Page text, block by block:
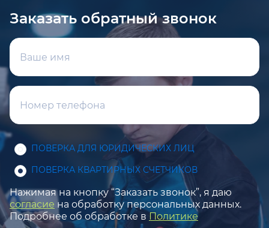
Заказать обратный звонок
ПОВЕРКА ДЛЯ ЮРИДИЧЕСКИХ ЛИЦ
ПОВЕРКА КВАРТИРНЫХ СЧЕТЧИКОВ
Нажимая на кнопку “Заказать звонок”, я даю
согласие на обработку персональных данных.
Подробнее об обработке в Политике